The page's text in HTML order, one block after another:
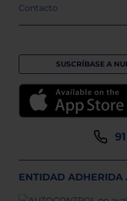
Contacto
SUSCRÍBASE A
ENTIDAD ADHERIDA